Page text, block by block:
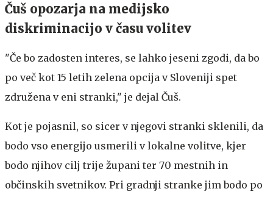
Čuš opozarja na medijsko
diskriminacijo v času volitev
"Če bo zadosten interes, se lahko jeseni zgodi, da bo
po več kot 15 letih zelena opcija v Sloveniji spet
združena v eni stranki," je dejal Čuš.
Kot je pojasnil, so sicer v njegovi stranki sklenili, da
bodo vso energijo usmerili v lokalne volitve, kjer
bodo njihov cilj trije župani ter 70 mestnih in
občinskih svetnikov. Pri gradnji stranke jim bodo po